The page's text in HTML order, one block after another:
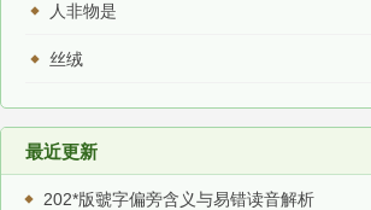
人非物是
丝绒
最近更新
202*版虢字偏旁含义与易错读音解析